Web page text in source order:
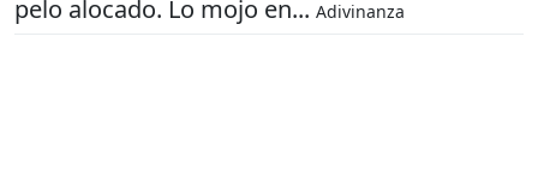
pelo alocado. Lo mojo en... Adivinanza